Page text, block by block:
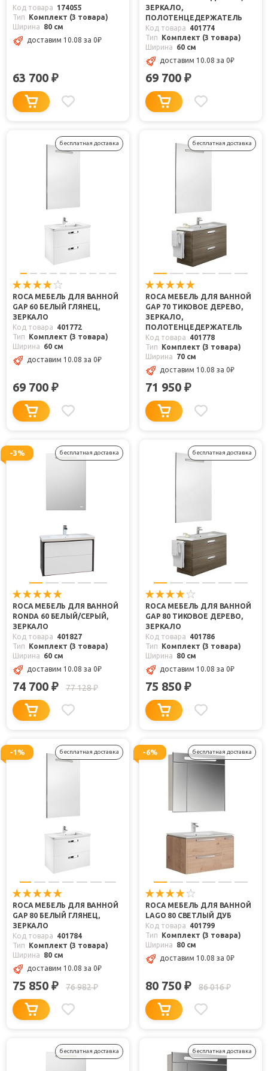
Код товара
174055
Тип
Комплект (3 товара)
Ширина
80 см
доставим 10.08 за 0₽
63 700 ₽
ЗЕРКАЛО,
ПОЛОТЕНЦЕДЕРЖАТЕЛЬ
Код товара
401774
Тип
Комплект (3 товара)
Ширина
60 см
доставим 10.08 за 0₽
69 700 ₽
бесплатная доставка
ROCA МЕБЕЛЬ ДЛЯ ВАННОЙ
GAP 60 БЕЛЫЙ ГЛЯНЕЦ,
ЗЕРКАЛО
Код товара
401772
Тип
Комплект (3 товара)
Ширина
60 см
доставим 10.08 за 0₽
69 700 ₽
бесплатная доставка
ROCA МЕБЕЛЬ ДЛЯ ВАННОЙ
GAP 70 ТИКОВОЕ ДЕРЕВО,
ЗЕРКАЛО,
ПОЛОТЕНЦЕДЕРЖАТЕЛЬ
Код товара
401778
Тип
Комплект (3 товара)
Ширина
70 см
доставим 10.08 за 0₽
71 950 ₽
-3% бесплатная доставка
ROCA МЕБЕЛЬ ДЛЯ ВАННОЙ
RONDA 60 БЕЛЫЙ/СЕРЫЙ,
ЗЕРКАЛО
Код товара
401827
Тип
Комплект (3 товара)
Ширина
60 см
доставим 10.08 за 0₽
74 700 ₽ 77 128₽
бесплатная доставка
ROCA МЕБЕЛЬ ДЛЯ ВАННОЙ
GAP 80 ТИКОВОЕ ДЕРЕВО,
ЗЕРКАЛО
Код товара
401786
Тип
Комплект (3 товара)
Ширина
80 см
доставим 10.08 за 0₽
75 850 ₽
-1% бесплатная доставка
ROCA МЕБЕЛЬ ДЛЯ ВАННОЙ
GAP 80 БЕЛЫЙ ГЛЯНЕЦ,
ЗЕРКАЛО
Код товара
401784
Тип
Комплект (3 товара)
Ширина
80 см
доставим 10.08 за 0₽
75 850 ₽ 76 982₽
-6% бесплатная доставка
ROCA МЕБЕЛЬ ДЛЯ ВАННОЙ
LAGO 80 СВЕТЛЫЙ ДУБ
Код товара
401799
Тип
Комплект (3 товара)
Ширина
80 см
доставим 10.08 за 0₽
80 750 ₽ 86 016₽
бесплатная доставка бесплатная доставка